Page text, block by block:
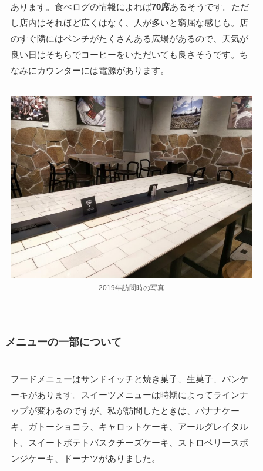
あります。食べログの情報によれば70席あるそうです。ただ
し店内はそれほど広くはなく、人が多いと窮屈な感じも。店
のすぐ隣にはベンチがたくさんある広場があるので、天気が
良い日はそちらでコーヒーをいただいても良さそうです。ち
なみにカウンターには電源があります。
2019年訪問時の写真
メニューの一部について
フードメニューはサンドイッチと焼き菓子、生菓子、パンケ
ーキがあります。スイーツメニューは時期によってラインナ
ップが変わるのですが、私が訪問したときは、バナナケー
キ、ガトーショコラ、キャロットケーキ、アールグレイタル
ト、スイートポテトバスクチーズケーキ、ストロベリースポ
ンジケーキ、ドーナツがありました。